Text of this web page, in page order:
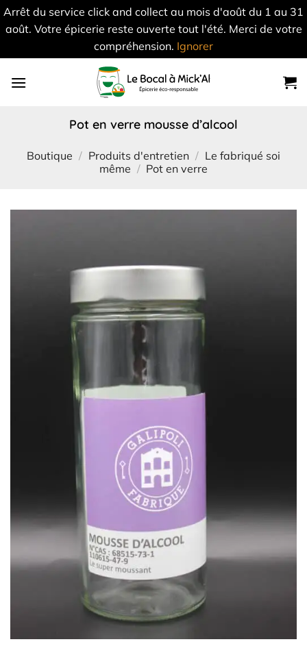
Arrêt du service click and collect au mois d'août du 1 au 31
août. Votre épicerie reste ouverte tout l'été. Merci de votre
compréhension. Ignorer
pot en verre mousse d’alcool
Boutique / Produits d'entretien / Le fabriqué soi
même / Pot en verre